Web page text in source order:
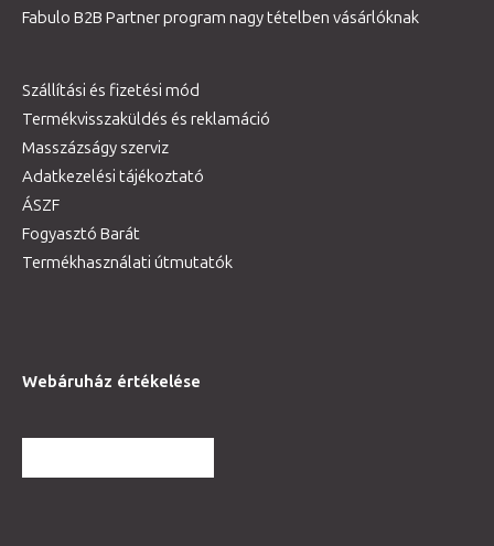
Fabulo B2B Partner program nagy tételben vásárlóknak
Szállítási és fizetési mód
Termékvisszaküldés és reklamáció
Masszázságy szerviz
Adatkezelési tájékoztató
ÁSZF
Fogyasztó Barát
Termékhasználati útmutatók
Webáruház értékelése